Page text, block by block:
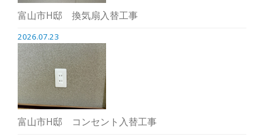
富山市H邸 換気扇入替工事
2026.07.23
富山市H邸 コンセント入替工事